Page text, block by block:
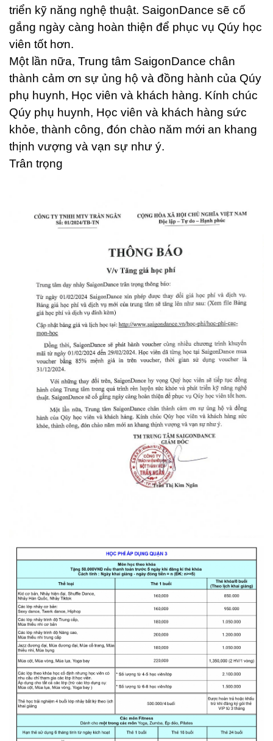
triển kỹ năng nghệ thuật. SaigonDance sẽ cố
gắng ngày càng hoàn thiện để phục vụ Qúy học
viên tốt hơn.
Một lần nữa, Trung tâm SaigonDance chân
thành cảm ơn sự ủng hộ và đồng hành của Qúy
phụ huynh, Học viên và khách hàng. Kính chúc
Qúy phụ huynh, Học viên và khách hàng sức
khỏe, thành công, đón chào năm mới an khang
thịnh vượng và vạn sự như ý.
Trân trọng